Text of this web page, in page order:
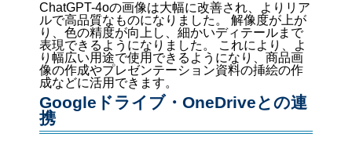
ChatGPT-4oの画像は大幅に改善され、よりリア
ルで高品質なものになりました。 解像度が上が
り、色の精度が向上し、細かいディテールまで
表現できるようになりました。 これにより、よ
り幅広い用途で使用できるようになり、商品画
像の作成やプレゼンテーション資料の挿絵の作
成などに活用できます。
Googleドライブ・OneDriveとの連
携